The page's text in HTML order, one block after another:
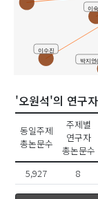
박지연
이수진
이
'오원석'의 연구
동일주제
총논문수
주제별
연구자
총논문수
5,927 8